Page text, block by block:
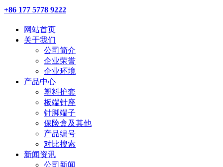
+86 177 5778 9222
网站首页
关于我们
公司简介
企业荣誉
企业环境
产品中心
塑料护套
板端针座
针脚端子
保险盒及其他
产品编号
对比搜索
新闻资讯
公司新闻